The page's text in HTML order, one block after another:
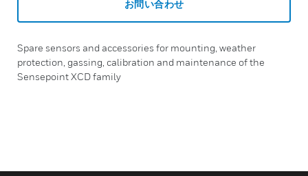
お問い合わせ
Spare sensors and accessories for mounting, weather
protection, gassing, calibration and maintenance of the
Sensepoint XCD family